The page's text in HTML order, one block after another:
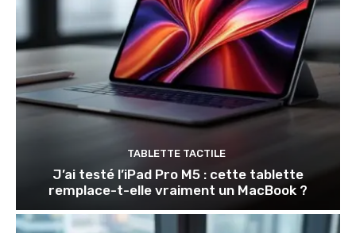
TABLETTE TACTILE
J’ai testé l’iPad Pro M5 : cette tablette
remplace-t-elle vraiment un MacBook ?